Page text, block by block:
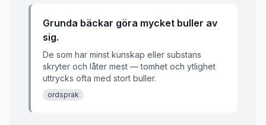
Grunda bäckar göra mycket buller av
sig.
De som har minst kunskap eller substans
skryter och låter mest — tomhet och ytlighet
uttrycks ofta med stort buller.
ordsprak